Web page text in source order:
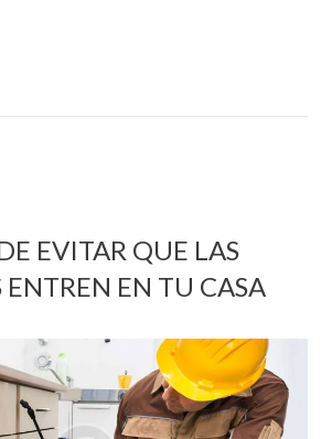
EVITAR QUE LAS
EN TU CASA